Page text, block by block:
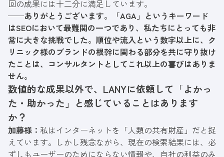
回の成果には十二分に満足しています。
──ありがとうございます。「AGA」というキーワード
はSEOにおいて最難関の一つであり、私たちにとっても非
常に大きな挑戦でした。順位や流入という数字以上に、ク
リニック様のブランドの根幹に関わる部分を共に守り抜け
たことは、コンサルタントとしてこれ以上の喜びはありま
せん。
数値的な成果以外で、LANYに依頼して「よかっ
た・助かった」と感じていることはあります
か？
加藤様： 私はインターネットを「人類の共有財産」だと捉
えています。しかし残念ながら、現在の検索結果には、必
ずしもユーザーのためにならない情報や、自社の利益のみ